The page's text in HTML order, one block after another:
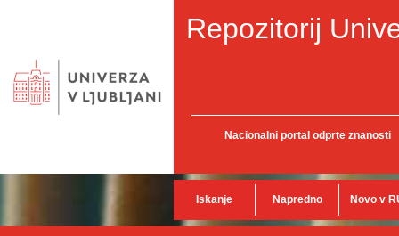
Repozitorij
Nacionalni portal odprte znanosti
Iskanje Napredno Novo v